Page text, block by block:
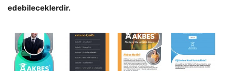
edebileceklerdir.